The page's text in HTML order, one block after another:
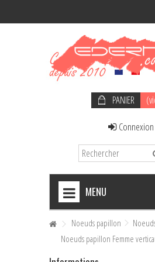
PANIER
Connexion
MENU
NOEUDS PAPILLON HOMME
NOEUDS PAPILLON FEMME
Noeuds papillon
Noeuds papillon Femme